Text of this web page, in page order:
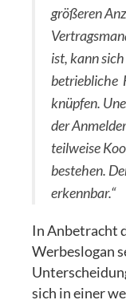
größeren
ist, kann
betriebliche
knüpfen.
der
teilweise
bestehen.
erkennbar.“
In Anbetracht
Werbeslogan
sich in einer